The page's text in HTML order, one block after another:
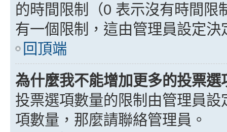
的時間限制（0 表示沒有時間限
有一個限制，這由管理員設定決
回頂端
為什麼我不能增加更多的投票選
投票選項數量的限制由管理員
項數量，那麼請聯絡管理員。